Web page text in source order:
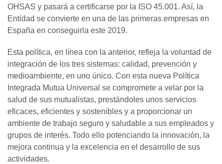
OHSAS y pasará a certificarse por la ISO 45.001. Así, la
Entidad se convierte en una de las primeras empresas en
España en conseguirla este 2019.
Esta política, en línea con la anterior, refleja la voluntad de
integración de los tres sistemas: calidad, prevención y
medioambiente, en uno único. Con esta nueva Política
Integrada Mutua Universal se compromete a velar por la
salud de sus mutualistas, prestándoles unos servicios
eficaces, eficientes y sostenibles y a proporcionar un
ambiente de trabajo seguro y saludable a sus empleados y
grupos de interés. Todo ello potenciando la innovación, la
mejora continua y la excelencia en el desarrollo de sus
actividades.